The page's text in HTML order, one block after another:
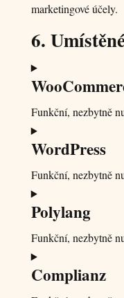
marketingové účely.
6.
Funkční, nezbytně
Consent
to
woocommerce
WordPress
Funkční, nezbytně
Consent
to
Polylang
Funkční, nezbytně
Consent
to
Complianz